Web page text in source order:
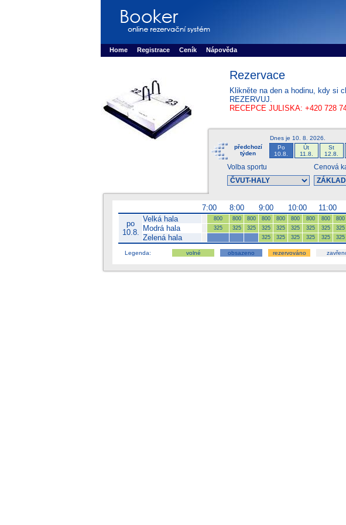
Rezervujse - Port�l pro online rezervace sportu
Home Registrace Ceník Nápověda
Rezervace
Klikněte na den a hodinu, kdy si
REZERVUJ.
RECEPCE JULISKA: +420 728
předchozí
týden
Dnes je 10. 8. 2026
Po
10.8.
Út
11.8.
St
12.8.
Volba sportu Cenová
7:00 8:00 9:00 10:00 11:00
po
10.8.
Velká hala 800 800 800 800 800 800 800 800 800
Modrá hala 325 325 325 325 325 325 325 325 325
Zelená hala 325 325 325 325 325 325
Legenda: volné obsazeno rezervováno